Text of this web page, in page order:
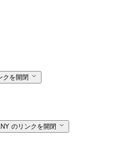
クを開閉
のリンクを開閉